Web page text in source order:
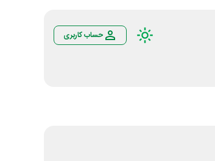
حساب کاربری